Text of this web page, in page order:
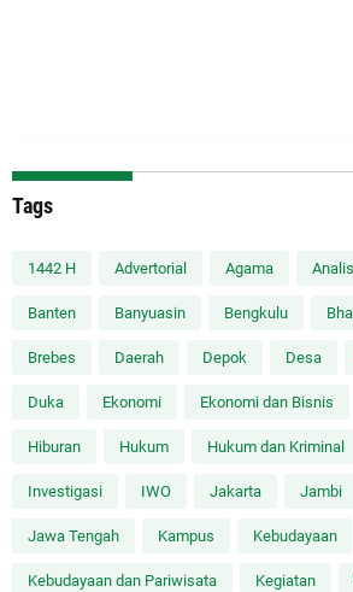
Tags
1442 H Advertorial Agama
Banten Banyuasin Bengkulu
Brebes Daerah Depok Desa
Duka Ekonomi Ekonomi dan Bisnis
Hiburan Hukum Hukum dan Kriminal
Investigasi IWO Jakarta Jambi
Jawa Tengah Kampus Kebudayaan
Kebudayaan dan Pariwisata Kegiatan